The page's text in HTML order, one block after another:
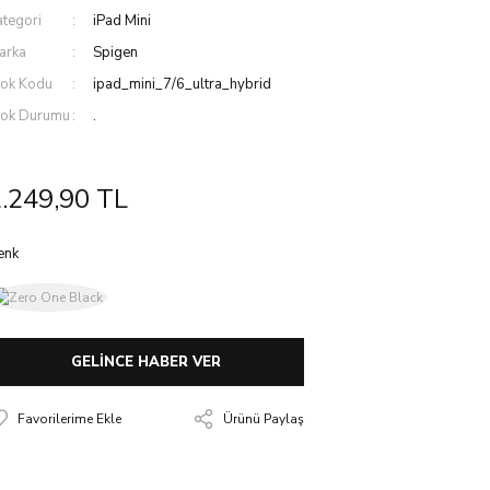
iPad Mini
Spigen
Kodu
ipad_mini_7/6_ultra_hybrid
Durumu
.
TL
GELİNCE HABER VER
Ürünü Paylaş